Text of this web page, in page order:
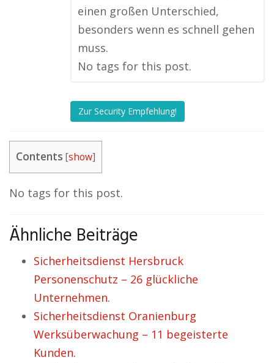
einen großen Unterschied,
besonders wenn es schnell gehen
muss.
No tags for this post.
Zur Security Empfehlung!
Contents [show]
No tags for this post.
Ähnliche Beiträge
Sicherheitsdienst Hersbruck
Personenschutz – 26 glückliche
Unternehmen.
Sicherheitsdienst Oranienburg
Werksüberwachung – 11 begeisterte
Kunden.